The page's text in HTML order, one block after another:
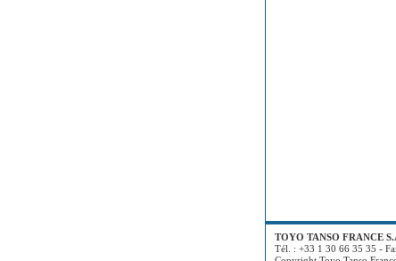
TOYO TANSO FRANCE
Tél. : +33 1 30 66 35 35 -